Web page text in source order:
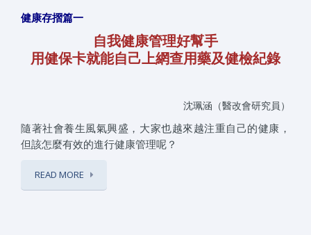
健康存摺篇一
自我健康管理好幫手
用健保卡就能自己上網查用藥及健檢紀錄
沈珮涵（醫改會研究員）
隨著社會養生風氣興盛，大家也越來越注重自己的健康，
但該怎麼有效的進行健康管理呢？
READ MORE